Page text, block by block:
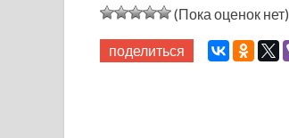
(Пока оценок нет)
поделиться